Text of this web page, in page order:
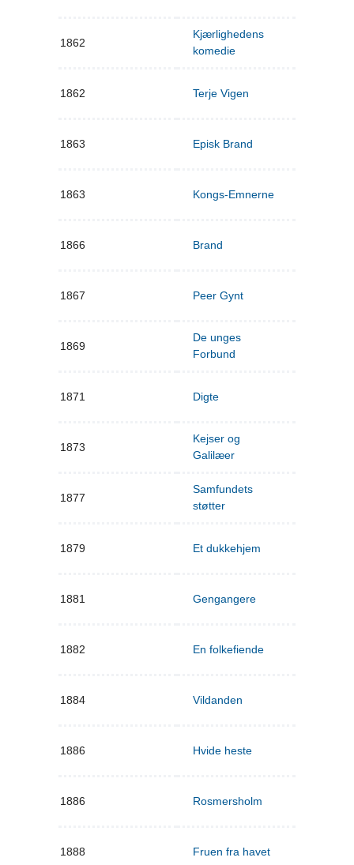
1862
Kjærlighedens
komedie
1862 Terje Vigen
1863 Episk Brand
1863 Kongs-Emnerne
1866 Brand
1867 Peer Gynt
1869
De unges
Forbund
1871 Digte
1873
Kejser og
Galilæer
1877
Samfundets
støtter
1879 Et dukkehjem
1881 Gengangere
1882 En folkefiende
1884 Vildanden
1886 Hvide heste
1886 Rosmersholm
1888 Fruen fra havet